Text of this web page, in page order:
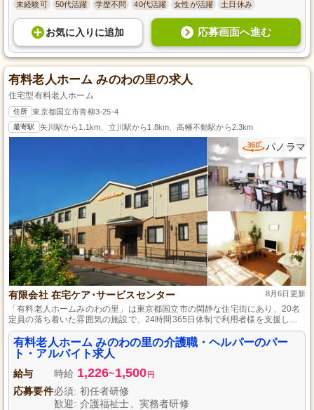
未経験可 50代活躍 学歴不問 40代活躍 女性が活躍 土日休み
お気に入り に追加 応募画面へ進む
有料老人ホーム みのわの里の求人
住宅型有料老人ホーム
住所 東京都国立市青柳3-25-4
最寄駅 矢川駅から1.1km、立川駅から1.8km、高幡不動駅から2.3km
パノラマ
有限会社 在宅ケア･サービスセンター 8月6日更新
「有料老人ホームみのわの里」は東京都国立市の閑静な住宅街にあり、20名
定員の落ち着いた雰囲気の施設で、24時間365日体制で利用者様を支援し、
初心者やブランクのある方でも働きやすい環境があります。
有料老人ホーム みのわの里の介護職・ヘルパーのパー
ト・アルバイト求人
給与 時給 1,226~1,500 円
応募要件必須: 初任者研修
歓迎: 介護福祉士、実務者研修